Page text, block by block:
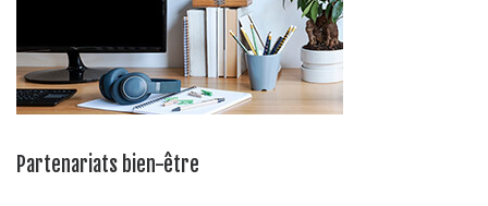
Partenariats bien-être